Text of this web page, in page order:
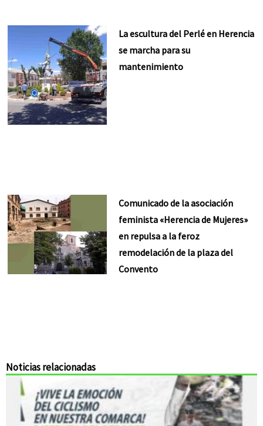
La escultura del Perlé en Herencia
se marcha para su
mantenimiento
Comunicado de la asociación
feminista «Herencia de Mujeres»
en repulsa a la feroz
remodelación de la plaza del
Convento
Noticias relacionadas